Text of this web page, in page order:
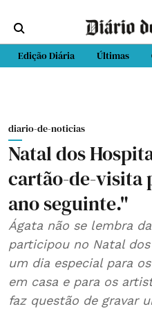
Edição Diária Últimas
diario-de-noticias
Natal dos
cartão-de-visita
ano seguinte."
Ágata não se lembra
participou no Natal
um dia especial para
em casa e para os
faz questão de gravar